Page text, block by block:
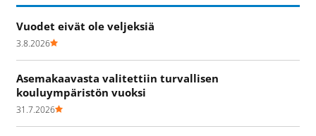
Vuodet eivät ole veljeksiä
3.8.2026
Asemakaavasta valitettiin turvallisen
kouluympäristön vuoksi
31.7.2026